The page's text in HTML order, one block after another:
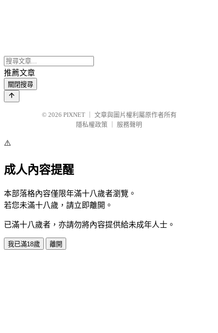
推薦文章
關閉搜尋
© 2026 PIXNET
文章與圖片權利屬原作者所有
隱私權政策
服務聲明
⚠️
成人內容提醒
本部落格內容僅限年滿十八歲者瀏覽。
若您未滿十八歲，請立即離開。
已滿十八歲者，亦請勿將內容提供給未成年人士。
我已滿18歲 離開